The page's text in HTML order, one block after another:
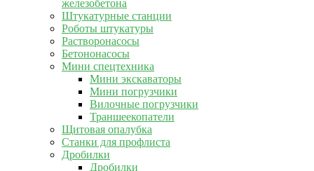
железобетона
Штукатурные станции
Роботы штукатуры
Растворонасосы
Бетононасосы
Мини спецтехника
Мини экскаваторы
Мини погрузчики
Вилочные погрузчики
Траншеекопатели
Щитовая опалубка
Станки для профлиста
Дробилки
Дробилки